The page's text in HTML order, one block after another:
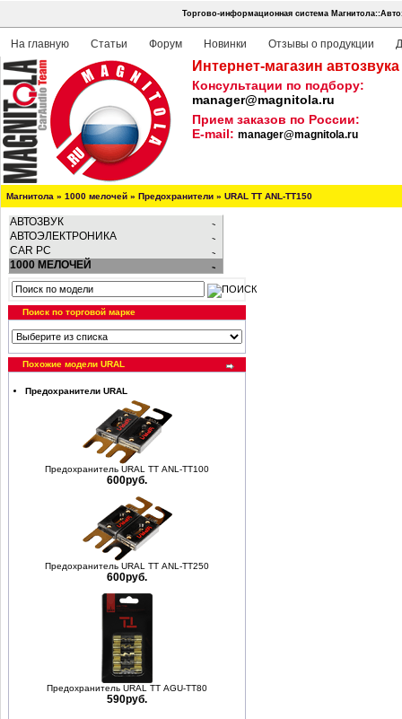
Торгово-информационная система
На главную Статьи Форум Новинки Отзывы о продукции
Интернет-магазин
Консультации по подбору:
manager@magnitola.ru
Прием заказов по России:
E-mail: manager@magnitola.ru
Магнитола » 1000 мелочей » Предохранители » URAL ТТ ANL-ТТ150
АВТОЗВУК
АВТОЭЛЕКТРОНИКА
CAR PC
1000 МЕЛОЧЕЙ
Поиск по торговой марке
Похожие модели URAL
Предохранители URAL
Предохранитель URAL ТТ ANL-ТТ100
600руб.
Предохранитель URAL ТТ ANL-ТТ250
600руб.
Предохранитель URAL ТТ AGU-ТТ80
590руб.